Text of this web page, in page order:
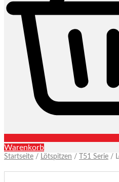
Warenkorb
Startseite / Lötspitzen / T51 Serie /